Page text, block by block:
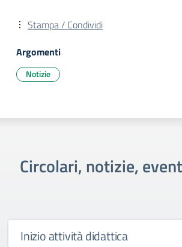
Stampa / Condividi
Argomenti
Notizie
Circolari, notizie,
Inizio attività didattica